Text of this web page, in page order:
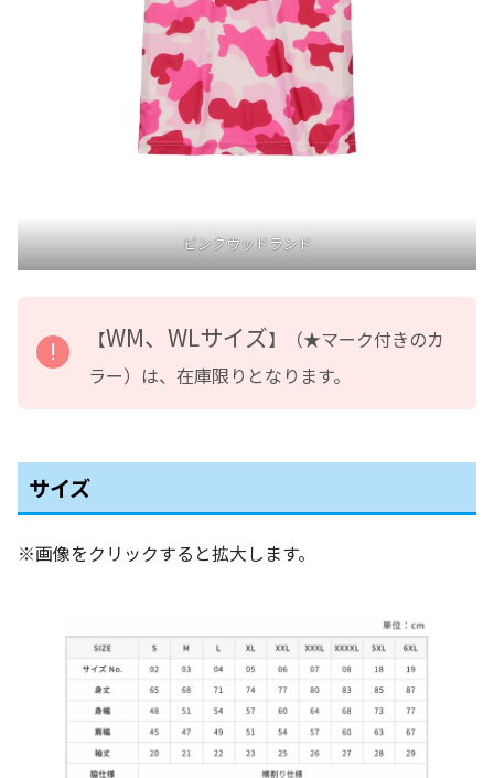
ピンクウッドランド
【WM、WLサイズ】（★マーク付きのカ
ラー）は、在庫限りとなります。
サイズ
※画像をクリックすると拡大します。